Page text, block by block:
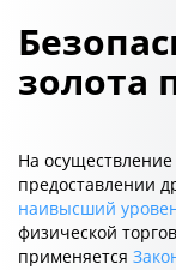
золота
На
предоставлении
наивысший
физической
применяется